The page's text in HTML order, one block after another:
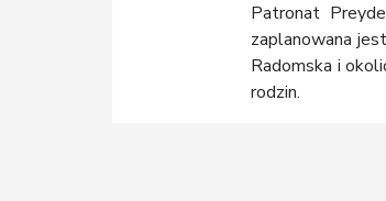
Patronat
zaplanowana
Radomska i
rodzin.